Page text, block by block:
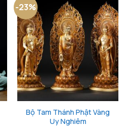
-23%
Bộ Tam Thánh Phật Vàng
Uy Nghiêm